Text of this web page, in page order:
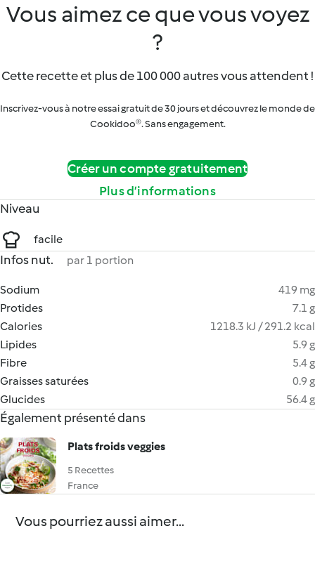
Vous aimez ce que vous voyez
?
Cette recette et plus de 100 000 autres vous attendent !
Inscrivez-vous à notre essai gratuit de 30 jours et découvrez le monde de
Cookidoo®. Sans engagement.
Créer un compte gratuitement
Plus d’informations
Niveau
facile
Infos nut. par 1 portion
Sodium
419 mg
Protides
7.1 g
Calories
1218.3 kJ / 291.2 kcal
Lipides
5.9 g
Fibre
5.4 g
Graisses saturées
0.9 g
Glucides
56.4 g
Également présenté dans
Plats froids veggies
5 Recettes
France
Vous pourriez aussi aimer...